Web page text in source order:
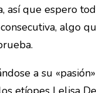
así que espero
algo
a su